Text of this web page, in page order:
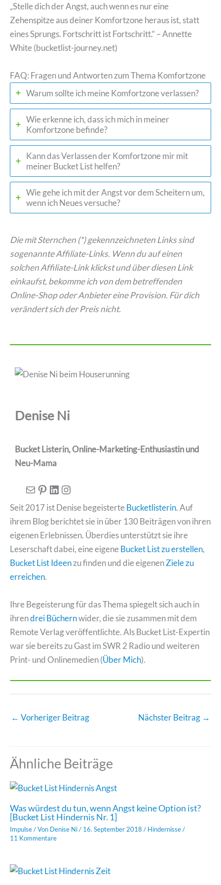
„Stelle dich der Angst, auch wenn es nur eine
Zehenspitze aus deiner Komfortzone heraus ist, statt
eines Sprungs. Fortschritt ist Fortschritt.“ – Annette
White (bucketlist-journey.net)
FAQ: Fragen und Antworten zum Thema Komfortzone
Warum sollte ich meine Komfortzone verlassen?
Wie erkenne ich, dass ich mich in meiner
Komfortzone befinde?
Kann das Verlassen der Komfortzone mir mit
meiner Bucket List helfen?
Wie gehe ich mit der Angst vor dem Scheitern um,
wenn ich Neues versuche?
Die mit Sternchen (*) gekennzeichneten Links sind
sogenannte Affiliate-Links. Wenn du auf einen
solchen Affiliate-Link klickst und über diesen Link
einkaufst, bekomme ich von dem betreffenden
Online-Shop oder Anbieter eine Provision. Für dich
verändert sich der Preis nicht.
Denise Ni
Bucket Listerin, Online-Marketing-Enthusiastin und
Neu-Mama
E-MailPinterest
LinkedIn
Instagram
Seit 2017 ist Denise begeisterteBucketlisterin. Auf
ihrem Blog berichtet sie in über 130 Beiträgen von ihren
eigenen Erlebnissen. Überdies unterstützt sie ihre
Leserschaft dabei, eine eigeneBucket List zu erstellen,
Bucket List Ideenzu finden und die eigenenZiele zu
erreichen.
Ihre Begeisterung für das Thema spiegelt sich auch in
ihrendrei Büchernwider, die sie zusammen mit dem
Remote Verlag veröffentlichte. Als Bucket List-Expertin
war sie bereits zu Gast im SWR 2 Radio und weiteren
Print- und Onlinemedien (Über Mich).
← Vorheriger Beitrag Nächster Beitrag →
Ähnliche Beiträge
Was würdest du tun, wenn Angst keine Option ist?
[Bucket List Hindernis Nr. 1]
Impulse/ Von Denise Ni/ 16. September 2018 / Hindernisse/
11 Kommentare